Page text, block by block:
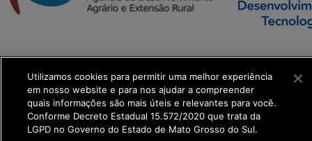
Executiva de
Transformação Digital
get_footer();
Utilizamos cookies para permitir uma melhor experiência
em nosso website e para nos ajudar a compreender
quais informações são mais úteis e relevantes para você.
Conforme Decreto Estadual 15.572/2020 que trata da
LGPD no Governo do Estado de Mato Grosso do Sul.